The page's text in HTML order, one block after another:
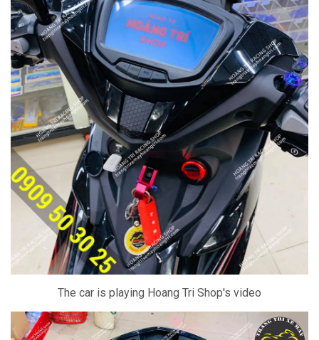
The car is playing Hoang Tri Shop's video